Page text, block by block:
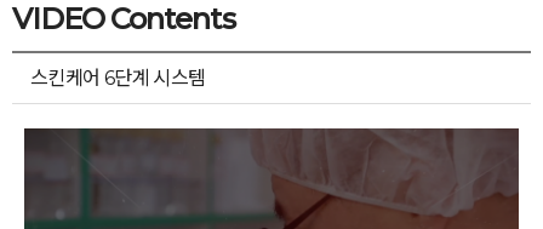
VIDEO Contents
스킨케어 6단계 시스템